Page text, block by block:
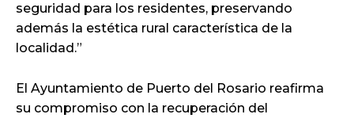
seguridad para los residentes, preservando
además la estética rural característica de la
localidad.”
El Ayuntamiento de Puerto del Rosario reafirma
su compromiso con la recuperación del